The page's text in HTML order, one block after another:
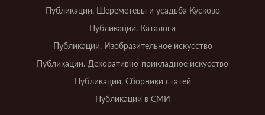
Публикации. Шереметевы и усадьба Кусково
Публикации. Каталоги
Публикации. Изобразительное искусство
Публикации. Декоративно-прикладное искусство
Публикации. Сборники статей
Публикации в СМИ